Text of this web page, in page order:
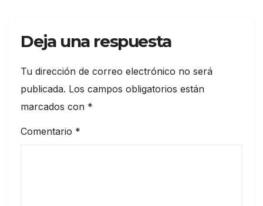
Deja una respuesta
Tu dirección de correo electrónico no será
publicada. Los campos obligatorios están
marcados con *
Comentario *